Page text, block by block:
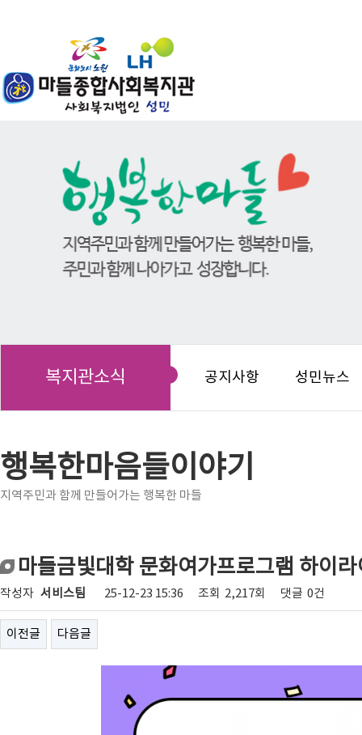
복지관소식 공지사항 성민뉴스
행복한마음들이야기
지역주민과 함께 만들어가는 행복한 마들
마들금빛대학 문화여가프로그램 하이
작성자 서비스팀 25-12-23 15:36 조회 2,217회 댓글 0건
이전글 다음글